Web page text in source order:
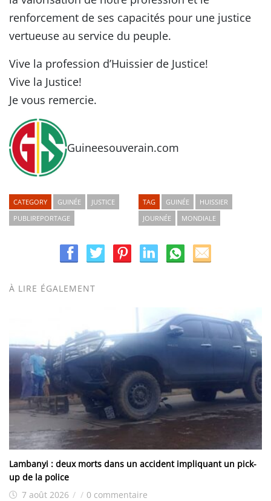
renforcement de ses capacités pour une justice
vertueuse au service du peuple.
Vive la profession d’Huissier de Justice!
Vive la Justice!
Je vous remercie.
Guineesouverain.com
CATEGORY GUINÉE
JUSTICE
PUBLIREPORTAGE
TAG GUINÉE
HUISSIER
JOURNÉE
MONDIALE
À LIRE ÉGALEMENT
Lambanyi : deux morts dans un accident impliquant un pick-
up de la police
7 août 2026 / / 0 commentaire